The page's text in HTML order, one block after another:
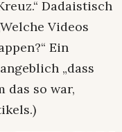
Dadaistisch
Videos
Ein
„dass
das so war,